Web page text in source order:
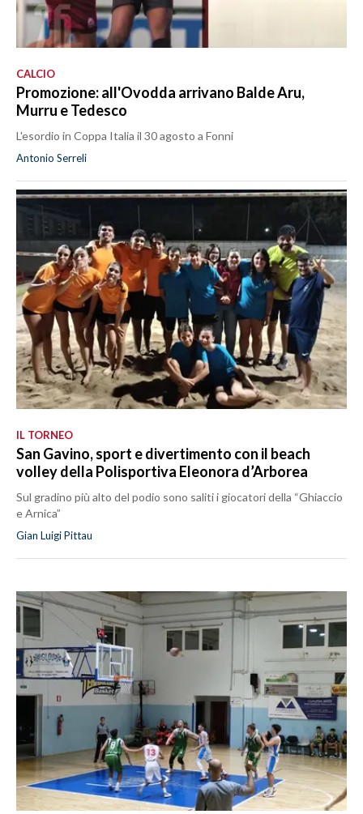
CALCIO
Promozione: all'Ovodda arrivano Balde Aru,
Murru e Tedesco
L'esordio in Coppa Italia il 30 agosto a Fonni
Antonio Serreli
IL TORNEO
San Gavino, sport e divertimento con il beach
volley della Polisportiva Eleonora d’Arborea
Sul gradino più alto del podio sono saliti i giocatori della “Ghiaccio
e Arnica”
Gian Luigi Pittau